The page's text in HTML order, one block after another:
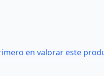
en valorar este